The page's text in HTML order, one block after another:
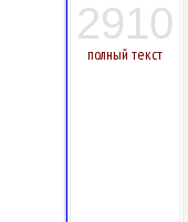
2910
полный текст